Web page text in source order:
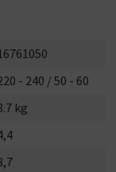
- 240 / 50 - 60
kg